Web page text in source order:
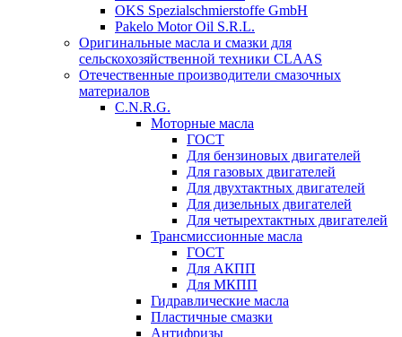
OKS Spezialschmierstoffe GmbH
Pakelo Motor Oil S.R.L.
Оригинальные масла и смазки для
сельскохозяйственной техники CLAAS
Отечественные производители смазочных
материалов
C.N.R.G.
Моторные масла
ГОСТ
Для бензиновых двигателей
Для газовых двигателей
Для двухтактных двигателей
Для дизельных двигателей
Для четырехтактных двигателей
Трансмиссионные масла
ГОСТ
Для АКПП
Для МКПП
Гидравлические масла
Пластичные смазки
Антифризы